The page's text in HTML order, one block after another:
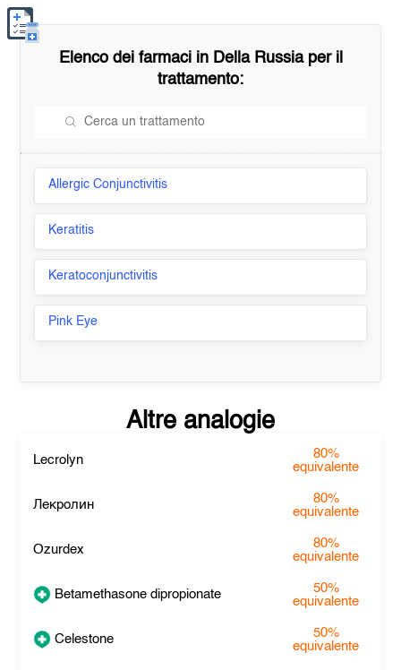
Elenco dei farmaci in Della Russiaper il
trattamento:
Allergic Conjunctivitis
Keratitis
Keratoconjunctivitis
Pink Eye
Altre analogie
Lecrolyn
80%
equivalente
Лекролин
80%
equivalente
Ozurdex
80%
equivalente
Betamethasone dipropionate
50%
equivalente
Celestone
50%
equivalente